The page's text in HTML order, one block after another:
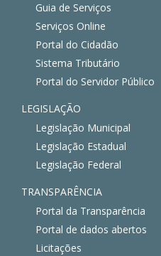
Guia de Serviços
Serviços Online
Portal do Cidadão
Sistema Tributário
Portal do Servidor Público
LEGISLAÇÃO
Legislação Municipal
Legislação Estadual
Legislação Federal
TRANSPARÊNCIA
Portal da Transparência
Portal de dados abertos
Licitações